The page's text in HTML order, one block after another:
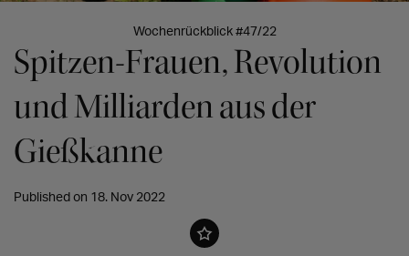
Wochenrückblick #47/22
Spitzen-Frauen, Revolution
und Milliarden aus der
Gießkanne
Published on 18. Nov 2022